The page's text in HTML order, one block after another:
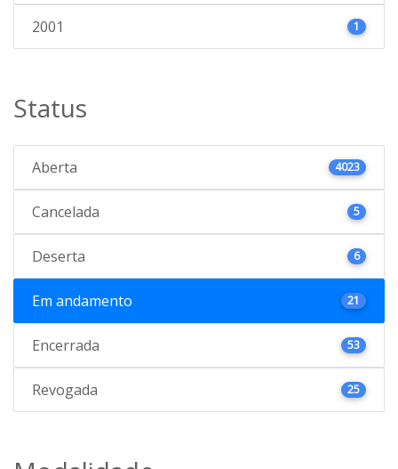
2001 1
Status
Aberta 4023
Cancelada 5
Deserta 6
Em andamento 21
Encerrada 53
Revogada 25